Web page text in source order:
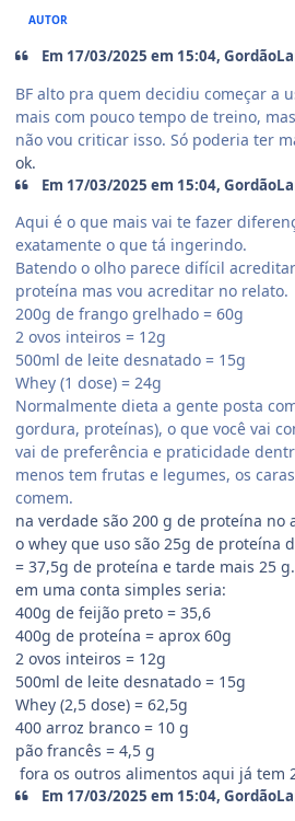
AUTOR
Em 17/03/2025 em 15:04,
BF alto pra quem decidiu começar a
mais com pouco tempo de treino,
não vou criticar isso. Só poderia ter
ok.
Em 17/03/2025 em 15:04,
Aqui é o que mais vai te fazer
exatamente o que tá ingerindo.
Batendo o olho parece difícil
proteína mas vou acreditar no relato.
200g de frango grelhado = 60g
2 ovos inteiros = 12g
500ml de leite desnatado = 15g
Whey (1 dose) = 24g
Normalmente dieta a gente posta
gordura, proteínas), o que você vai
vai de preferência e praticidade
menos tem frutas e legumes, os
comem.
na verdade são 200 g de proteína no
o whey que uso são 25g de proteína
= 37,5g de proteína e tarde mais 25 g.
em uma conta simples seria:
400g de feijão preto = 35,6
400g de proteína = aprox 60g
2 ovos inteiros = 12g
500ml de leite desnatado = 15g
Whey (2,5 dose) = 62,5g
400 arroz branco = 10 g
pão francês = 4,5 g
fora os outros alimentos aqui já tem
Em 17/03/2025 em 15:04,